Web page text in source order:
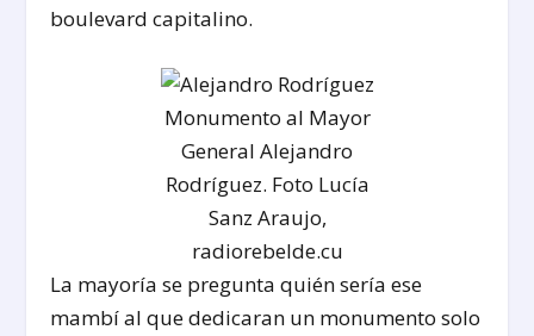
boulevard capitalino.
Monumento al Mayor
General Alejandro
Rodríguez. Foto Lucía
Sanz Araujo,
radiorebelde.cu
La mayoría se pregunta quién sería ese
mambí al que dedicaran un monumento solo